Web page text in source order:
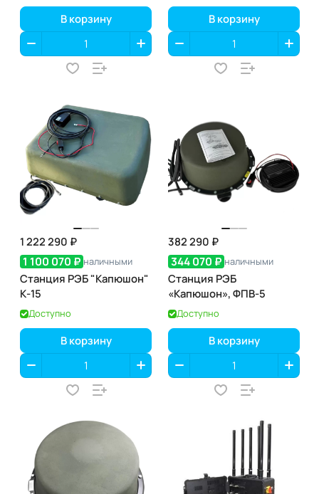
В корзину В корзину
1 222 290 ₽
1 100 070 ₽ наличными
Станция РЭБ "Капюшон"
К-15
Доступно
В корзину
382 290 ₽
344 070 ₽ наличными
Станция РЭБ
«Капюшон», ФПВ-5
Доступно
В корзину